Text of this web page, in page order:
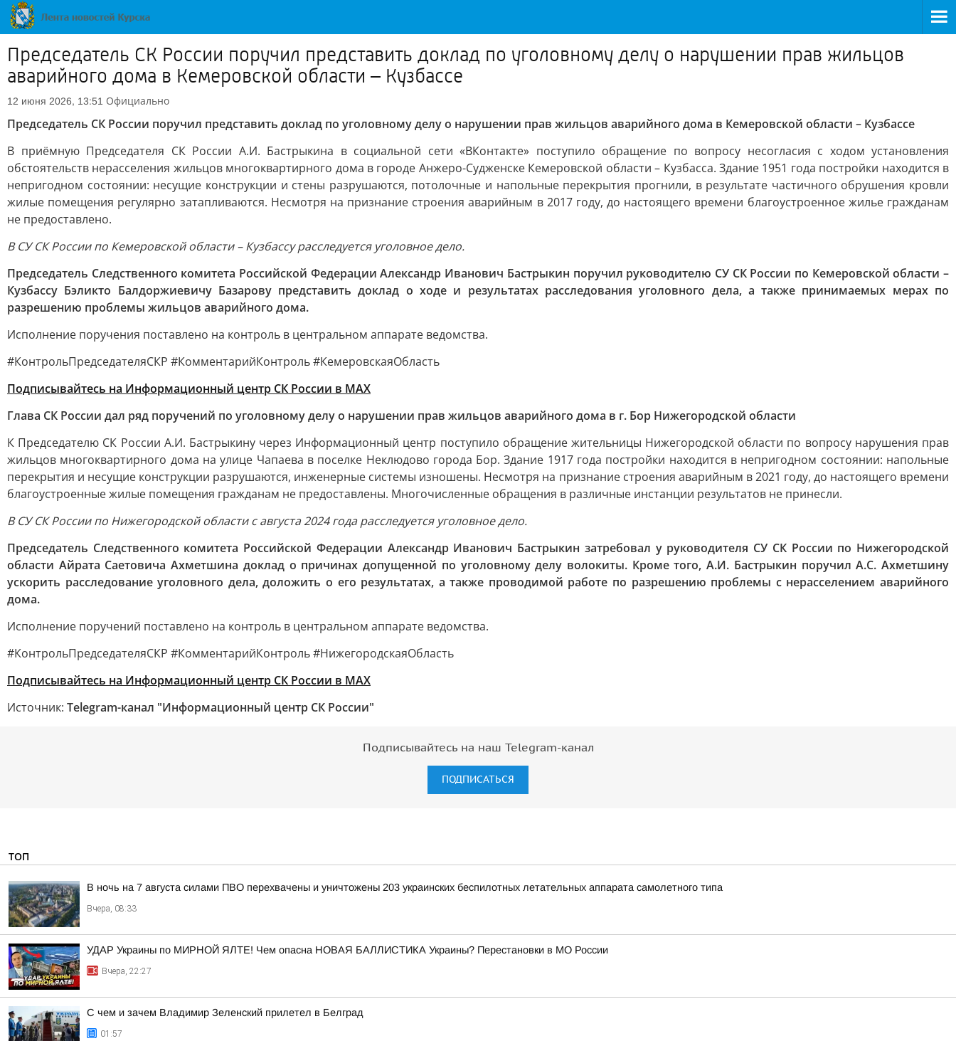
Председатель СК России поручил представить доклад по уголовному делу о нарушении прав жильцов
аварийного дома в Кемеровской области – Кузбассе
12 июня 2026, 13:51 Официально
Председатель СК России поручил представить доклад по уголовному делу о нарушении прав жильцов аварийного дома в Кемеровской области – Кузбассе
В приёмную Председателя СК России А.И. Бастрыкина в социальной сети «ВКонтакте» поступило обращение по вопросу несогласия с ходом установления
обстоятельств нерасселения жильцов многоквартирного дома в городе Анжеро-Судженске Кемеровской области – Кузбасса. Здание 1951 года постройки находится в
непригодном состоянии: несущие конструкции и стены разрушаются, потолочные и напольные перекрытия прогнили, в результате частичного обрушения кровли
жилые помещения регулярно затапливаются. Несмотря на признание строения аварийным в 2017 году, до настоящего времени благоустроенное жилье гражданам
не предоставлено.
В СУ СК России по Кемеровской области – Кузбассу расследуется уголовное дело.
Председатель Следственного комитета Российской Федерации Александр Иванович Бастрыкин поручил руководителю СУ СК России по Кемеровской области –
Кузбассу Бэликто Балдоржиевичу Базарову представить доклад о ходе и результатах расследования уголовного дела, а также принимаемых мерах по
разрешению проблемы жильцов аварийного дома.
Исполнение поручения поставлено на контроль в центральном аппарате ведомства.
#КонтрольПредседателяСКР #КомментарийКонтроль #КемеровскаяОбласть
Подписывайтесь на Информационный центр СК России в MAХ
Глава СК России дал ряд поручений по уголовному делу о нарушении прав жильцов аварийного дома в г. Бор Нижегородской области
К Председателю СК России А.И. Бастрыкину через Информационный центр поступило обращение жительницы Нижегородской области по вопросу нарушения прав
жильцов многоквартирного дома на улице Чапаева в поселке Неклюдово города Бор. Здание 1917 года постройки находится в непригодном состоянии: напольные
перекрытия и несущие конструкции разрушаются, инженерные системы изношены. Несмотря на признание строения аварийным в 2021 году, до настоящего времени
благоустроенные жилые помещения гражданам не предоставлены. Многочисленные обращения в различные инстанции результатов не принесли.
В СУ СК России по Нижегородской области с августа 2024 года расследуется уголовное дело.
Председатель Следственного комитета Российской Федерации Александр Иванович Бастрыкин затребовал у руководителя СУ СК России по Нижегородской
области Айрата Саетовича Ахметшина доклад о причинах допущенной по уголовному делу волокиты. Кроме того, А.И. Бастрыкин поручил А.С. Ахметшину
ускорить расследование уголовного дела, доложить о его результатах, а также проводимой работе по разрешению проблемы с нерасселением аварийного
дома.
Исполнение поручений поставлено на контроль в центральном аппарате ведомства.
#КонтрольПредседателяСКР #КомментарийКонтроль #НижегородскаяОбласть
Подписывайтесь на Информационный центр СК России в MAХ
Источник: Telegram-канал "Информационный центр СК России"
Подписывайтесь на наш Telegram-канал
ПОДПИСАТЬСЯ
ТОП
В ночь на 7 августа силами ПВО перехвачены и уничтожены 203 украинских беспилотных летательных аппарата самолетного типа
Вчера, 08:33
УДАР Украины по МИРНОЙ ЯЛТЕ! Чем опасна НОВАЯ БАЛЛИСТИКА Украины? Перестановки в МО России
Вчера, 22:27
С чем и зачем Владимир Зеленский прилетел в Белград
01:57